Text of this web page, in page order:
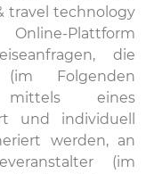
travel technology
Plattform
die
(im Folgenden
mittels eines
und individuell
werden, an
(im